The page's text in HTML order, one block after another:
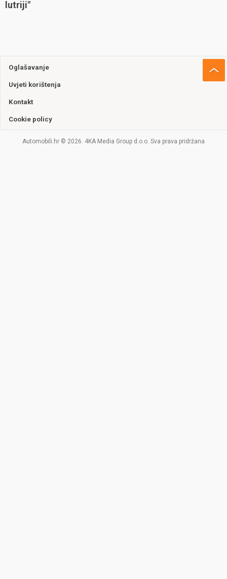
lutriji"
Oglašavanje
Uvjeti korištenja
Kontakt
Cookie policy
Automobili.hr © 2026. 4KA Media Group d.o.o. Sva prava pridržana